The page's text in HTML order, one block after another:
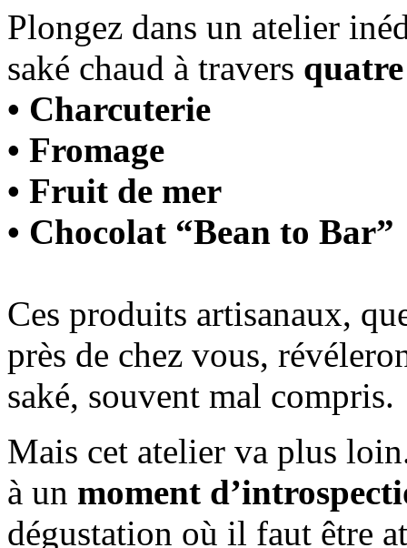
Plongez dans un atelier
saké chaud à travers
• Charcuterie
• Fromage
• Fruit de mer
• Chocolat “Bean to Bar”
Ces produits artisanaux,
près de chez vous,
saké, souvent mal compris.
Mais cet atelier va plus
à un moment
dégustation où il faut être